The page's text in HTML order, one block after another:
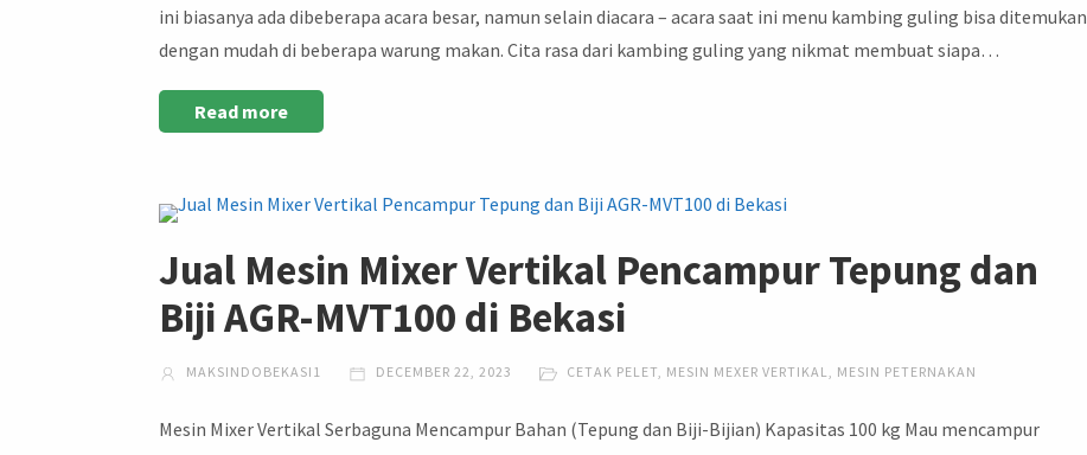
ini biasanya ada dibeberapa acara besar, namun selain diacara – acara saat ini menu kambing guling bisa ditemukan
dengan mudah di beberapa warung makan. Cita rasa dari kambing guling yang nikmat membuat siapa…
Read more
Jual Mesin Mixer Vertikal Pencampur Tepung dan
Biji AGR-MVT100 di Bekasi
MAKSINDOBEKASI1 DECEMBER 22, 2023 CETAK PELET, MESIN MEXER VERTIKAL, MESIN PETERNAKAN
Mesin Mixer Vertikal Serbaguna Mencampur Bahan (Tepung dan Biji-Bijian) Kapasitas 100 kg Mau mencampur